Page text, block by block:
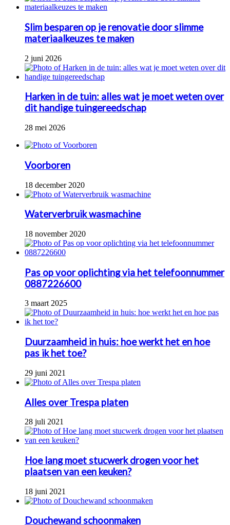
Slim besparen op je renovatie door slimme
materiaalkeuzes te maken
2 juni 2026
Harken in de tuin: alles wat je moet weten over
dit handige tuingereedschap
28 mei 2026
Voorboren
18 december 2020
Waterverbruik wasmachine
18 november 2020
Pas op voor oplichting via het telefoonnummer
0887226600
3 maart 2025
Duurzaamheid in huis: hoe werkt het en hoe
pas ik het toe?
29 juni 2021
Alles over Trespa platen
28 juli 2021
Hoe lang moet stucwerk drogen voor het
plaatsen van een keuken?
18 juni 2021
Douchewand schoonmaken